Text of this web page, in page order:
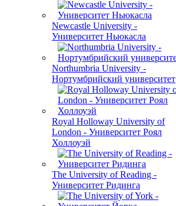
Newcastle University -
Университет Ньюкасла
Northumbria University -
Нортумбрийский университет
Royal Holloway University of
London - Университет Роял
Холлоуэй
The University of Reading -
Университет Ридинга